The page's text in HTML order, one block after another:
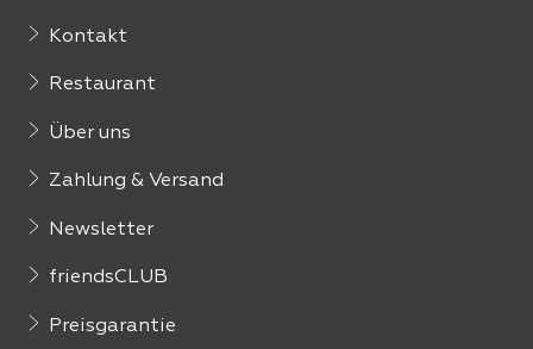
Kontakt
Restaurant
Über uns
Zahlung & Versand
Newsletter
friendsCLUB
Preisgarantie